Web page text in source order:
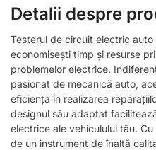
Detalii despre
Testerul de circuit electric
economisești timp și resurse
problemelor electrice.
pasionat de mecanică auto,
eficiența în realizarea
designul său adaptat
electrice ale vehiculului tău.
de un instrument de înaltă